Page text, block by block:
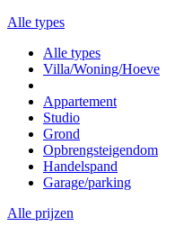
Alle types
Alle types
Villa/Woning/Hoeve
Appartement
Studio
Grond
Opbrengsteigendom
Handelspand
Garage/parking
Alle prijzen